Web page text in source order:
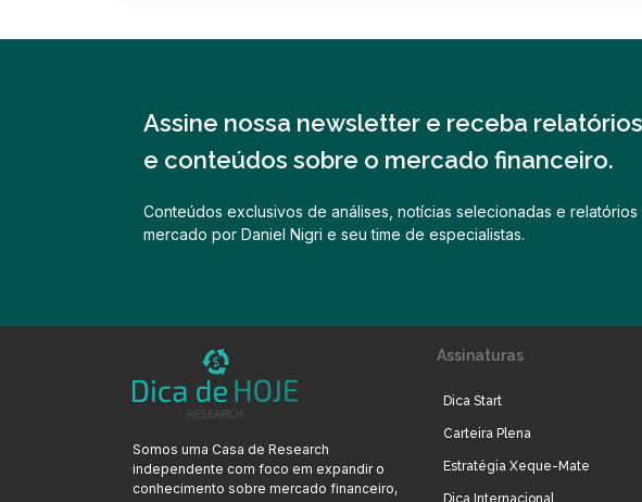
Assine nossa newsletter e receba
e conteúdos sobre o mercado financeiro.
Conteúdos exclusivos de análises, notícias selecionadas e
mercado por Daniel Nigri e seu time de especialistas.
Somos uma Casa de Research
independente com foco em expandir o
conhecimento sobre mercado financeiro,
Assinaturas
Dica Start
Carteira Plena
Estratégia Xeque-Mate